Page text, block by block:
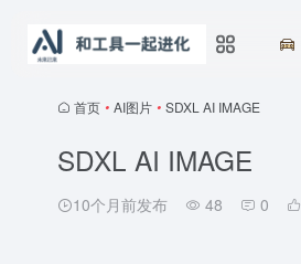
首页 • AI图片 • SDXL AI IMAGE
SDXL AI IMAGE
10个月前发布 48 0